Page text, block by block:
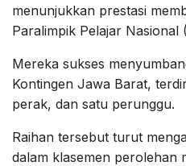
menunjukkan prestasi
Paralimpik Pelajar Nasional
Mereka sukses
Kontingen Jawa Barat,
perak, dan satu perunggu.
Raihan tersebut turut
dalam klasemen perolehan